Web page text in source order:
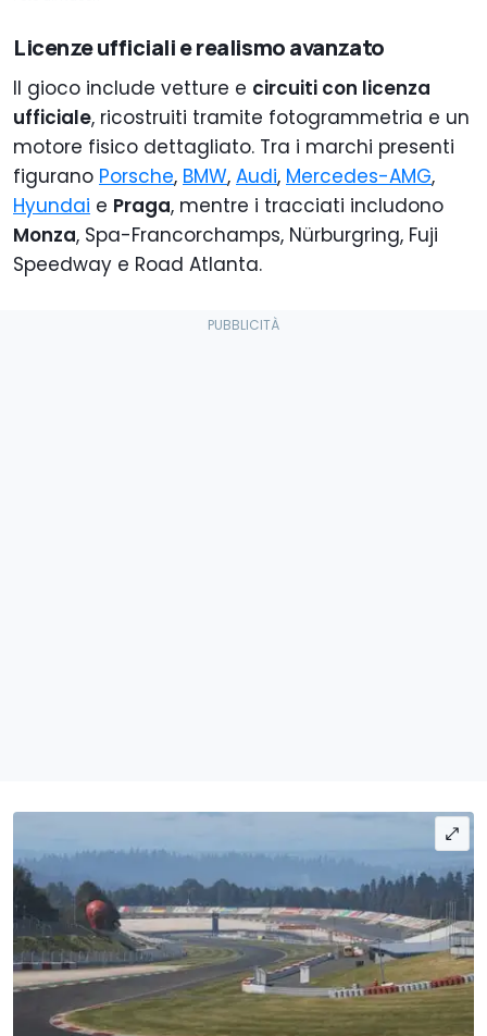
Licenze ufficiali e realismo avanzato
Il gioco include vetture e circuiti con licenza
ufficiale, ricostruiti tramite fotogrammetria e un
motore fisico dettagliato. Tra i marchi presenti
figurano Porsche, BMW, Audi, Mercedes-AMG,
Hyundai e Praga, mentre i tracciati includono
Monza, Spa-Francorchamps, Nürburgring, Fuji
Speedway e Road Atlanta.